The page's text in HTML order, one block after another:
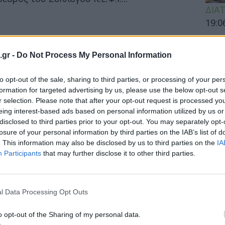
- Do Not Process My Personal Information
opt-out of the sale, sharing to third parties, or processing of your
for targeted advertising by us, please use the below opt-out
selection. Please note that after your opt-out request is processed
interest-based ads based on personal information utilized by us
to third parties prior to your opt-out. You may separately
of your personal information by third parties on the IAB’s list of
This information may also be disclosed by us to third parties on the
Participants that may further disclose it to other third parties.
Data Processing Opt Outs
opt-out of the Sharing of my personal data.
για την διανομή ακριβών
ο κλάδος των φαρμακοποιών με αφορμή
Υγείας, της...